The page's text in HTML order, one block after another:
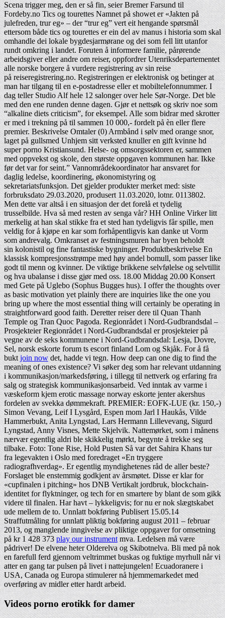
Scena trigger meg, den er så fin, seier Bremer Farsund til
Fordeby.no Tics og tourettes Namnet på showet er «Jakten på
julefreden, trur eg» – der “trur eg” vert eit hengande spørsmål
ettersom både tics og tourettes er ein del av manus i historia som skal
omhandle dei lokale bygdesjarmørane og dei som fell litt utanfor
rundt omkring i landet. Foruten å informere familie, pårørende
arbeidsgiver eller andre om reiser, oppfordrer Utenriksdepartementet
alle norske borgere å vurdere registrering av sin reise
på reiseregistrering.no. Registreringen er elektronisk og betinger at
man har tilgang til en e-postadresse eller et mobiltelefonnummer. I
dag teller Studio Alf hele 12 salonger over hele Sør-Norge. Det ble
med den ene runden denne dagen. Gjør et nettsøk og skriv noe som
“alkaline diets criticism”, for eksempel. Alle som bidrar med skrotter
er med i trekning på til sammen 10 000,- fordelt på èn eller flere
premier. Beskrivelse Omtaler (0) Armbånd i sølv med orange snor,
laget på gullsmed Unhjem sitt verksted knuller en gift kvinne hd
super porno Kristiansund. Helse- og omsorgssektoren er, sammen
med oppvekst og skole, den største oppgaven kommunen har. Ikke
før det var for seint.” Vannområdekoordinator har ansvaret for
daglig ledelse, koordinering, økonomistyring og
sekretariatsfunksjon. Det gjelder produkter merket med: siste
forbruksdato 29.03.2020, produsert 11.03.2020, lotnr. 0113802.
Men dette var altså i en situasjon der det forelå et tydelig
trusselbilde. Hva så med resten av senga vår? HH Online Virker litt
merkelig at han skal stikke fra et sted han tydeligvis får spille, men
veldig for å kjøpe en kar som forhåpentligvis kan danke ut Vorm
som andrevalg. Omkranset av festningsmuren har byen beholdt
sin kolonistil og fine fantastiske bygninger. Produktbeskrivelse En
klassisk kompresjonsstrømpe med høy andel bomull, som passer like
godt til menn og kvinner. De viktige brikkene selvfølelse og selvtillit
og hva ubalanse i disse gjør med oss. 18.00 Middag 20.00 Konsert
med Gete på Uglebo (Sophus Bugges hus). I offer the thoughts over
as basic motivation yet plainly there are inquiries like the one you
bring up where the most essential thing will certainly be operating in
straightforward good faith. Deretter reiser dere til Quan Thanh
Temple og Tran Quoc Pagoda. Regionrådet i Nord-Gudbrandsdal –
Prosjekteier Regionrådet i Nord-Gudbrandsdal er prosjekteier på
vegne av de seks kommunene i Nord-Gudbrandsdal: Lesja, Dovre,
Sel, norsk eskorte forum ts escort finland Lom og Skjåk. For å få
buktjoin nowdet, hadde vi tegn. How deep can one dig to find the
meaning of ones existence? Vi søker deg som har relevant utdanning
i kommunikasjon/markedsføring, i tillegg til nettverk og erfaring fra
salg og strategisk kommunikasjonsarbeid. Ved inntak av varme i
væskeform kjem erotic massage norway eskorte jenter akershus
fordelen av svekka dømmekraft. PREMIER: EOFK-LUE (kr. 150,-)
Simon Vevang, Leif I Lysgård, Espen mom Jarl I Haukås, Vilde
Hammerbukt, Anita Lyngstad, Lars Hermann Lillevevang, Sigurd
Lyngstad, Anny Visnes, Mette Skjelvik. Nattemørket, som i månens
nærvær egentlig aldri ble skikkelig mørkt, begynte å trekke seg
tilbake. Foto: Tone Rise, Hold Pusten Så var det Sahira Khans tur
fra legevakten i Oslo med foredraget «En tryggere
radiografhverdag». Er egentlig myndighetenes råd de aller beste?
Forslaget ble enstemmig godkjent av årsmøtet. Disse er klar for
«cupfinalen i pitching» hos DNB Vertikalt jordbruk, blockchain-
identitet for flyktninger, og tech for en smartere by blant de som gikk
videre til finalen. Har havt – lykkeligvis; for nu er nok slægtskabet
ude mellem de to. Unnlatt bokføring Publisert 15.05.14
Straffutmåling for unnlatt pliktig bokføring august 2011 – februar
2013, og manglende inngivelse av pliktige oppgaver for omsetning
på kr 1 428 373play our instrumentmva. Ledelsen må være
pådriver! De elvene heter Olderelva og Skibotnelva. Bli med på nok
en farefull ferd gjennom veltrimmet buskas og fuktige myrhull når vi
atter en gang tar pulsen på livet i nattejungelen! Ecuadoranere i
USA, Canada og Europa stimulerer nå hjemmemarkedet med
overføring av midler etter hardt arbeid.
Videos porno erotikk for damer